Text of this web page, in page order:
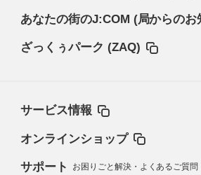
あなたの街のJ:COM (局からのお
ざっくぅパーク (ZAQ)
サービス情報
オンラインショップ
サポート お困りごと解決・よくあるご質問